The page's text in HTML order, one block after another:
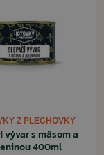
Z PLECHOVKY
vývar s mäsom a
400ml